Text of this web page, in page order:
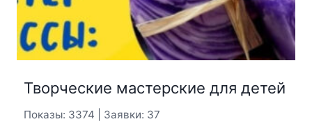
Творческие мастерские для детей
Показы: 3374 | Заявки: 37